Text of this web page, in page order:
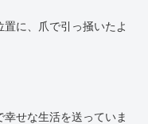
に、爪で引っ掻いたよ
せな生活を送っていま